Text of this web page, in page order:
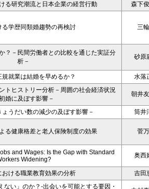
る研究潮流と日本企業の経営行動 森下
る学歴同類婚趨勢の再検討 三
？－民間労働者との比較を通じた実証分
析－
砂原
就業は結婚を早めるか？
水落
トヒストリー分析－周囲の社会経済状況
婚に及ぼす影響－
朝井
うだい数の減少の及ぼす影響－ 筒井
る健康格差と老人保険制度の効果 菅
and Wages: Is the Gap with Standard
Widening?
奥西
おける職業教育効果の分析
吉田
ない」のか？-出会いを可能とする要因・